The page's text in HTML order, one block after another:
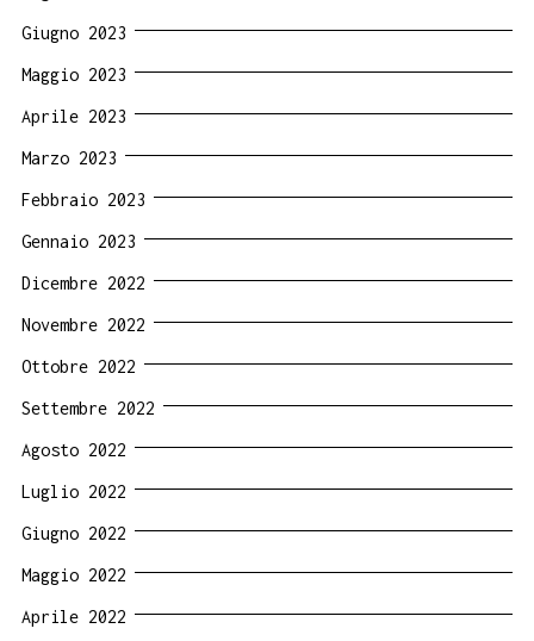
Giugno 2023
Maggio 2023
Aprile 2023
Marzo 2023
Febbraio 2023
Gennaio 2023
Dicembre 2022
Novembre 2022
Ottobre 2022
Settembre 2022
Agosto 2022
Luglio 2022
Giugno 2022
Maggio 2022
Aprile 2022